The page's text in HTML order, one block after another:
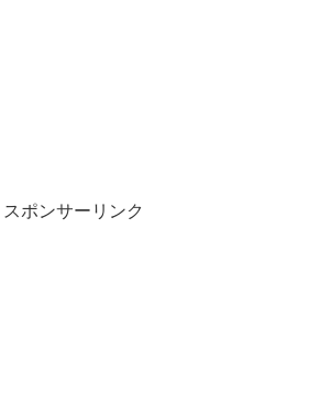
スポンサーリンク